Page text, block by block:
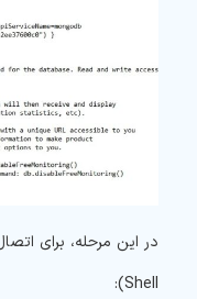
Shell):